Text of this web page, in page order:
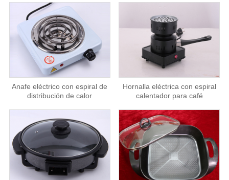
Anafe eléctrico con espiral de
distribución de calor
Hornalla eléctrica con espiral
calentador para café